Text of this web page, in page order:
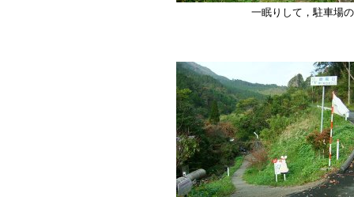
一眠りして，駐車場